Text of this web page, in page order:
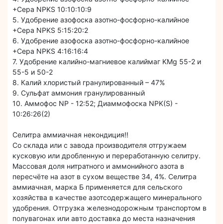
+Сера NPKS 10:10:10:9
5. Удобрение азофоска азотно-фосфорно-калийное
+Сера NPKS 5:15:20:2
6. Удобрение азофоска азотно-фосфорно-калийное
+Сера NPKS 4:16:16:4
7. Удобрение калийно-магниевое калиймаг KMg 55-2 и
55-5 и 50-2
8. Калий хлористый гранулированный – 47%
9. Сульфат аммония гранулированный
10. Аммофос NP - 12:52; Диаммофоска NPK(S) -
10:26:26(2)
Селитра аммиачная некондиция!!
Со склада или с завода производителя отгружаем
кусковую или дробленную и переработанную селитру.
Массовая доля нитратного и аммонийного азота в
пересчёте на азот в сухом веществе 34, 4%. Селитра
аммиачная, марка Б применяется для сельского
хозяйства в качестве азотсодержащего минерального
удобрения. Отгрузка железнодорожным транспортом в
полувагонах или авто доставка до места назначения